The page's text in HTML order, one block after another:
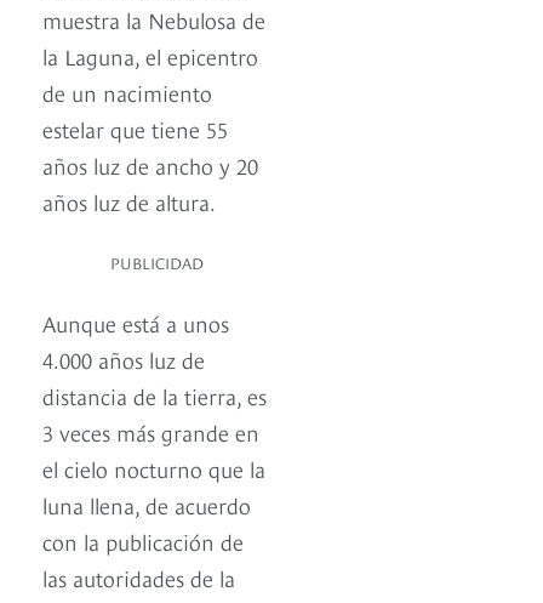
muestra la Nebulosa de
la Laguna, el epicentro
de un nacimiento
estelar que tiene 55
años luz de ancho y 20
años luz de altura.
PUBLICIDAD
Aunque está a unos
4.000 años luz de
distancia de la tierra, es
3 veces más grande en
el cielo nocturno que la
luna llena, de acuerdo
con la publicación de
las autoridades de la